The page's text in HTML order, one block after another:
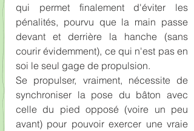
qui permet finalement d'éviter les
pénalités, pourvu que la main passe
devant et derrière la hanche (sans
courir évidemment), ce qui n'est pas en
soi le seul gage de propulsion.
Se propulser, vraiment, nécessite de
synchroniser la pose du bâton avec
celle du pied opposé (voire un peu
avant) pour pouvoir exercer une vraie